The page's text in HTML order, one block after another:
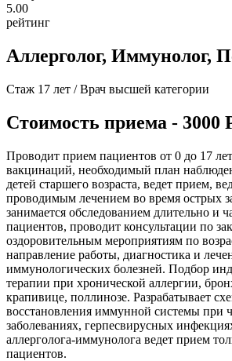
5.00
рейтинг
Аллерголог, Иммунолог,
Стаж 17 лет / Врач высшей категории
Стоимость приема - 3000
Проводит прием пациентов от 0 до 17
вакцинаций, необходимый план
детей старшего возраста, ведет прием,
проводимым лечением во время острых
занимается обследованием длительно и
пациентов, проводит консультации по
оздоровительным мероприятиям по
направление работы, диагностика и
иммунологических болезней. Подбор
терапии при хронической аллергии,
крапивице, поллинозе. Разрабатывает
восстановления иммунной системы при
заболеваниях, герпесвирусных
аллерголога-иммунолога ведет прием
пациентов.